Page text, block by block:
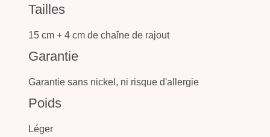
Tailles
15 cm + 4 cm de chaîne de rajout
Garantie
Garantie sans nickel, ni risque d'allergie
Poids
Léger